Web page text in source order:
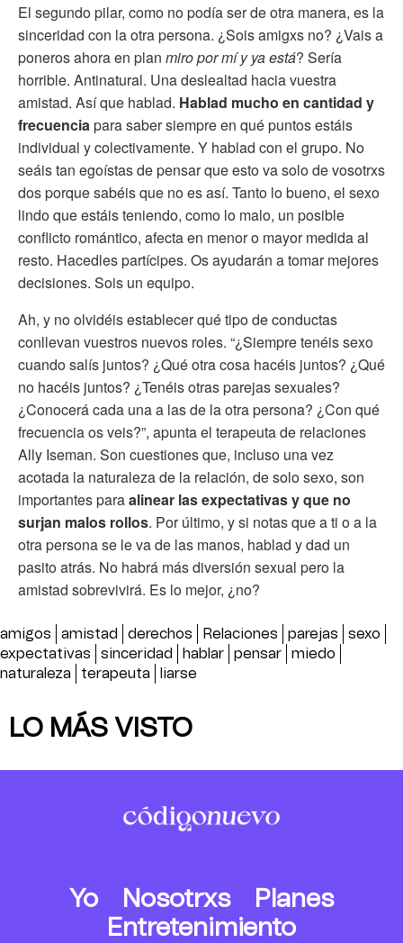
El segundo pilar, como no podía ser de otra manera, es la
sinceridad con la otra persona. ¿Sois amigxs no? ¿Vais a
poneros ahora en plan miro por mí y ya está? Sería
horrible. Antinatural. Una deslealtad hacia vuestra
amistad. Así que hablad. Hablad mucho en cantidad y
frecuenciapara saber siempre en qué puntos estáis
individual y colectivamente. Y hablad con el grupo. No
seáis tan egoístas de pensar que esto va solo de vosotrxs
dos porque sabéis que no es así. Tanto lo bueno, el sexo
lindo que estáis teniendo, como lo malo, un posible
conflicto romántico, afecta en menor o mayor medida al
resto. Hacedles partícipes. Os ayudarán a tomar mejores
decisiones. Sois un equipo.
Ah, y no olvidéis establecer qué tipo de conductas
conllevan vuestros nuevos roles. “¿Siempre tenéis sexo
cuando salís juntos? ¿Qué otra cosa hacéis juntos? ¿Qué
no hacéis juntos? ¿Tenéis otras parejas sexuales?
¿Conocerá cada una a las de la otra persona? ¿Con qué
frecuencia os veis?”, apunta el terapeuta de relaciones
Ally Iseman. Son cuestiones que, incluso una vez
acotada la naturaleza de la relación, de solo sexo, son
importantes paraalinear las expectativas y que no
surjan malos rollos. Por último, y si notas que a ti o a la
otra persona se le va de las manos, hablad y dad un
pasito atrás. No habrá más diversión sexual pero la
amistad sobrevivirá. Es lo mejor, ¿no?
amigos amistad derechos Relaciones parejas
sexo
expectativas
sinceridad hablar pensar
miedo
naturaleza
terapeuta liarse
LO MÁS VISTO
Yo Nosotrxs
Planes
Entretenimiento